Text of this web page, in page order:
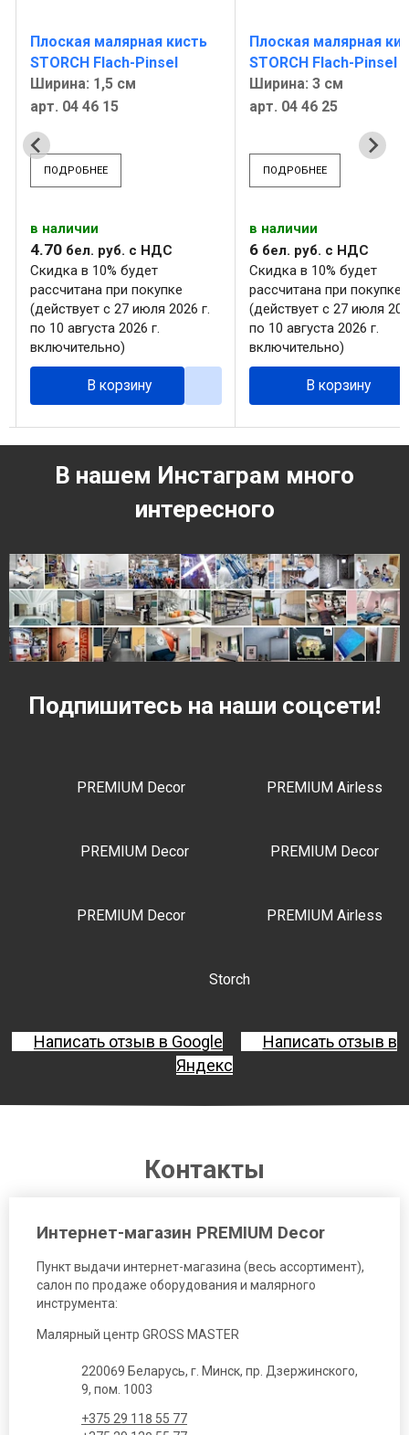
Плоская малярная кисть
STORCH Flach-Pinsel
Ширина: 1,5 см
арт. 04 46 15
ПОДРОБНЕЕ
в наличии
4.70 бел. руб. с НДС
Скидка в 10% будет
рассчитана при покупке
(действует с 27 июля 2026 г.
по 10 августа 2026 г.
включительно)
В корзину
Плоская малярная
STORCH Flach-Pinsel
Ширина: 3 см
арт. 04 46 25
ПОДРОБНЕЕ
в наличии
6 бел. руб. с НДС
Скидка в 10% будет
рассчитана при покупке
(действует с 27 июля
по 10 августа 2026 г.
включительно)
В корзину
В нашем Инстаграм много
интересного
Подпишитесь на наши соцсети!
PREMIUM Decor PREMIUM Airless
PREMIUM Decor PREMIUM Decor
PREMIUM Decor PREMIUM Airless
Storch
Написать отзыв в Google
Написать отзыв в
Яндекс
Контакты
Интернет-магазин PREMIUM Decor
Пункт выдачи интернет-магазина (весь ассортимент),
салон по продаже оборудования и малярного
инструмента:
Малярный центр GROSS MASTER
220069 Беларусь, г. Минск, пр. Дзержинского,
9, пом. 1003
+375 29 118 55 77